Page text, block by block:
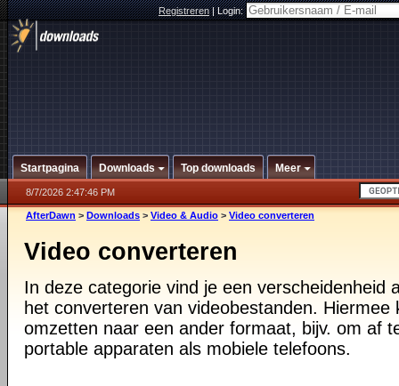
Registreren|Login:
Startpagina Downloads Top downloads Meer
8/7/2026 2:47:46 PM
AfterDawn > Downloads > Video & Audio > Video converteren
Video converteren
In deze categorie vind je een verscheidenheid
het converteren van videobestanden. Hiermee
omzetten naar een ander formaat, bijv. om af
portable apparaten als mobiele telefoons.